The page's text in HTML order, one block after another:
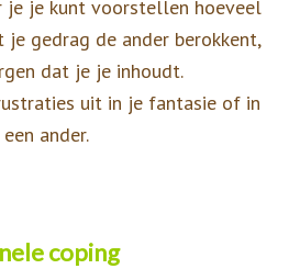
je je kunt voorstellen hoeveel
gedrag de ander berokkent,
dat je je inhoudt.
uit in je fantasie of in
ander.
coping